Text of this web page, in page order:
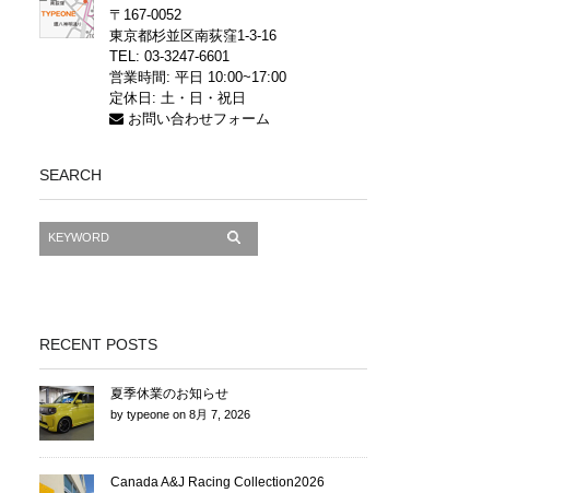
〒167-0052
東京都杉並区南荻窪1-3-16
TEL: 03-3247-6601
営業時間: 平日 10:00~17:00
定休日: 土・日・祝日
お問い合わせフォーム
SEARCH
RECENT POSTS
夏季休業のお知らせ
by typeone on 8月 7, 2026
Canada A&J Racing Collection2026